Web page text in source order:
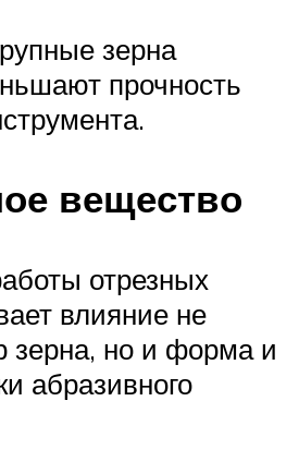
зерна
прочность
вещество
отрезных
влияние не
зерна, но и форма и
абразивного